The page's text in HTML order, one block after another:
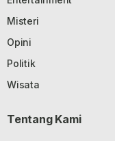
Misteri
Opini
Politik
Wisata
Tentang Kami